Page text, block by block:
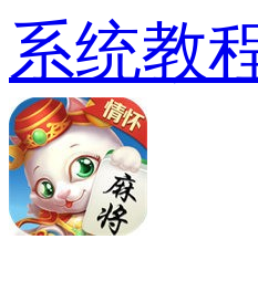
系统教